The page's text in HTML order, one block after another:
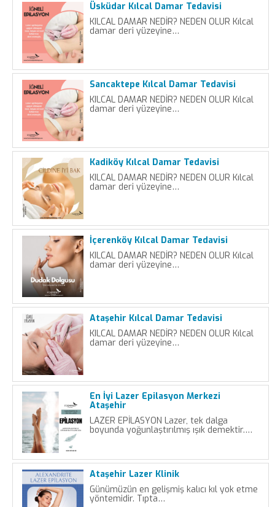
Üsküdar Kılcal Damar Tedavisi
KILCAL DAMAR NEDİR? NEDEN OLUR Kılcal
damar deri yüzeyine…
Sancaktepe Kılcal Damar Tedavisi
KILCAL DAMAR NEDİR? NEDEN OLUR Kılcal
damar deri yüzeyine…
Kadiköy Kılcal Damar Tedavisi
KILCAL DAMAR NEDİR? NEDEN OLUR Kılcal
damar deri yüzeyine…
İçerenköy Kılcal Damar Tedavisi
KILCAL DAMAR NEDİR? NEDEN OLUR Kılcal
damar deri yüzeyine…
Ataşehir Kılcal Damar Tedavisi
KILCAL DAMAR NEDİR? NEDEN OLUR Kılcal
damar deri yüzeyine…
En İyi Lazer Epilasyon Merkezi
Ataşehir
LAZER EPİLASYON Lazer, tek dalga
boyunda yoğunlaştırılmış ışık demektir.…
Ataşehir Lazer Klinik
Günümüzün en gelişmiş kalıcı kıl yok etme
yöntemidir. Tıpta…